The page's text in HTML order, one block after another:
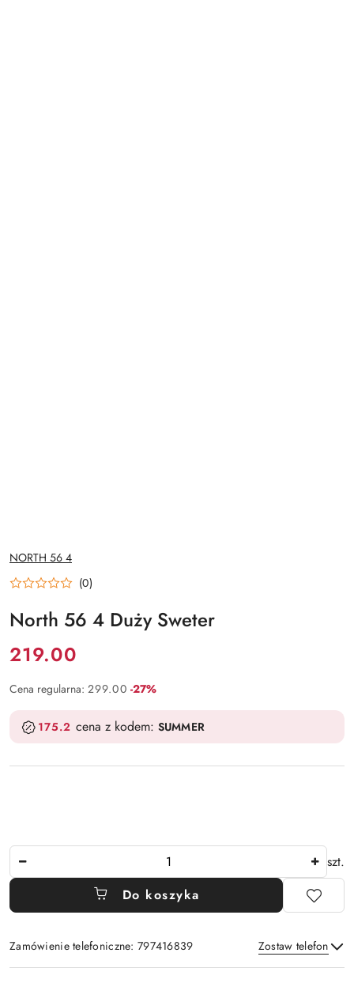
NAZWA
PRODUCENTA:
NORTH 56 4
(0)
North 56 4 Duży Sweter
Cena:
219.00
Cena regularna: 299.00 Rabat:
-27%
175.2 cena z kodem: SUMMER
szt.
Do koszyka
Zamówienie telefoniczne: 797416839 Zostaw telefon